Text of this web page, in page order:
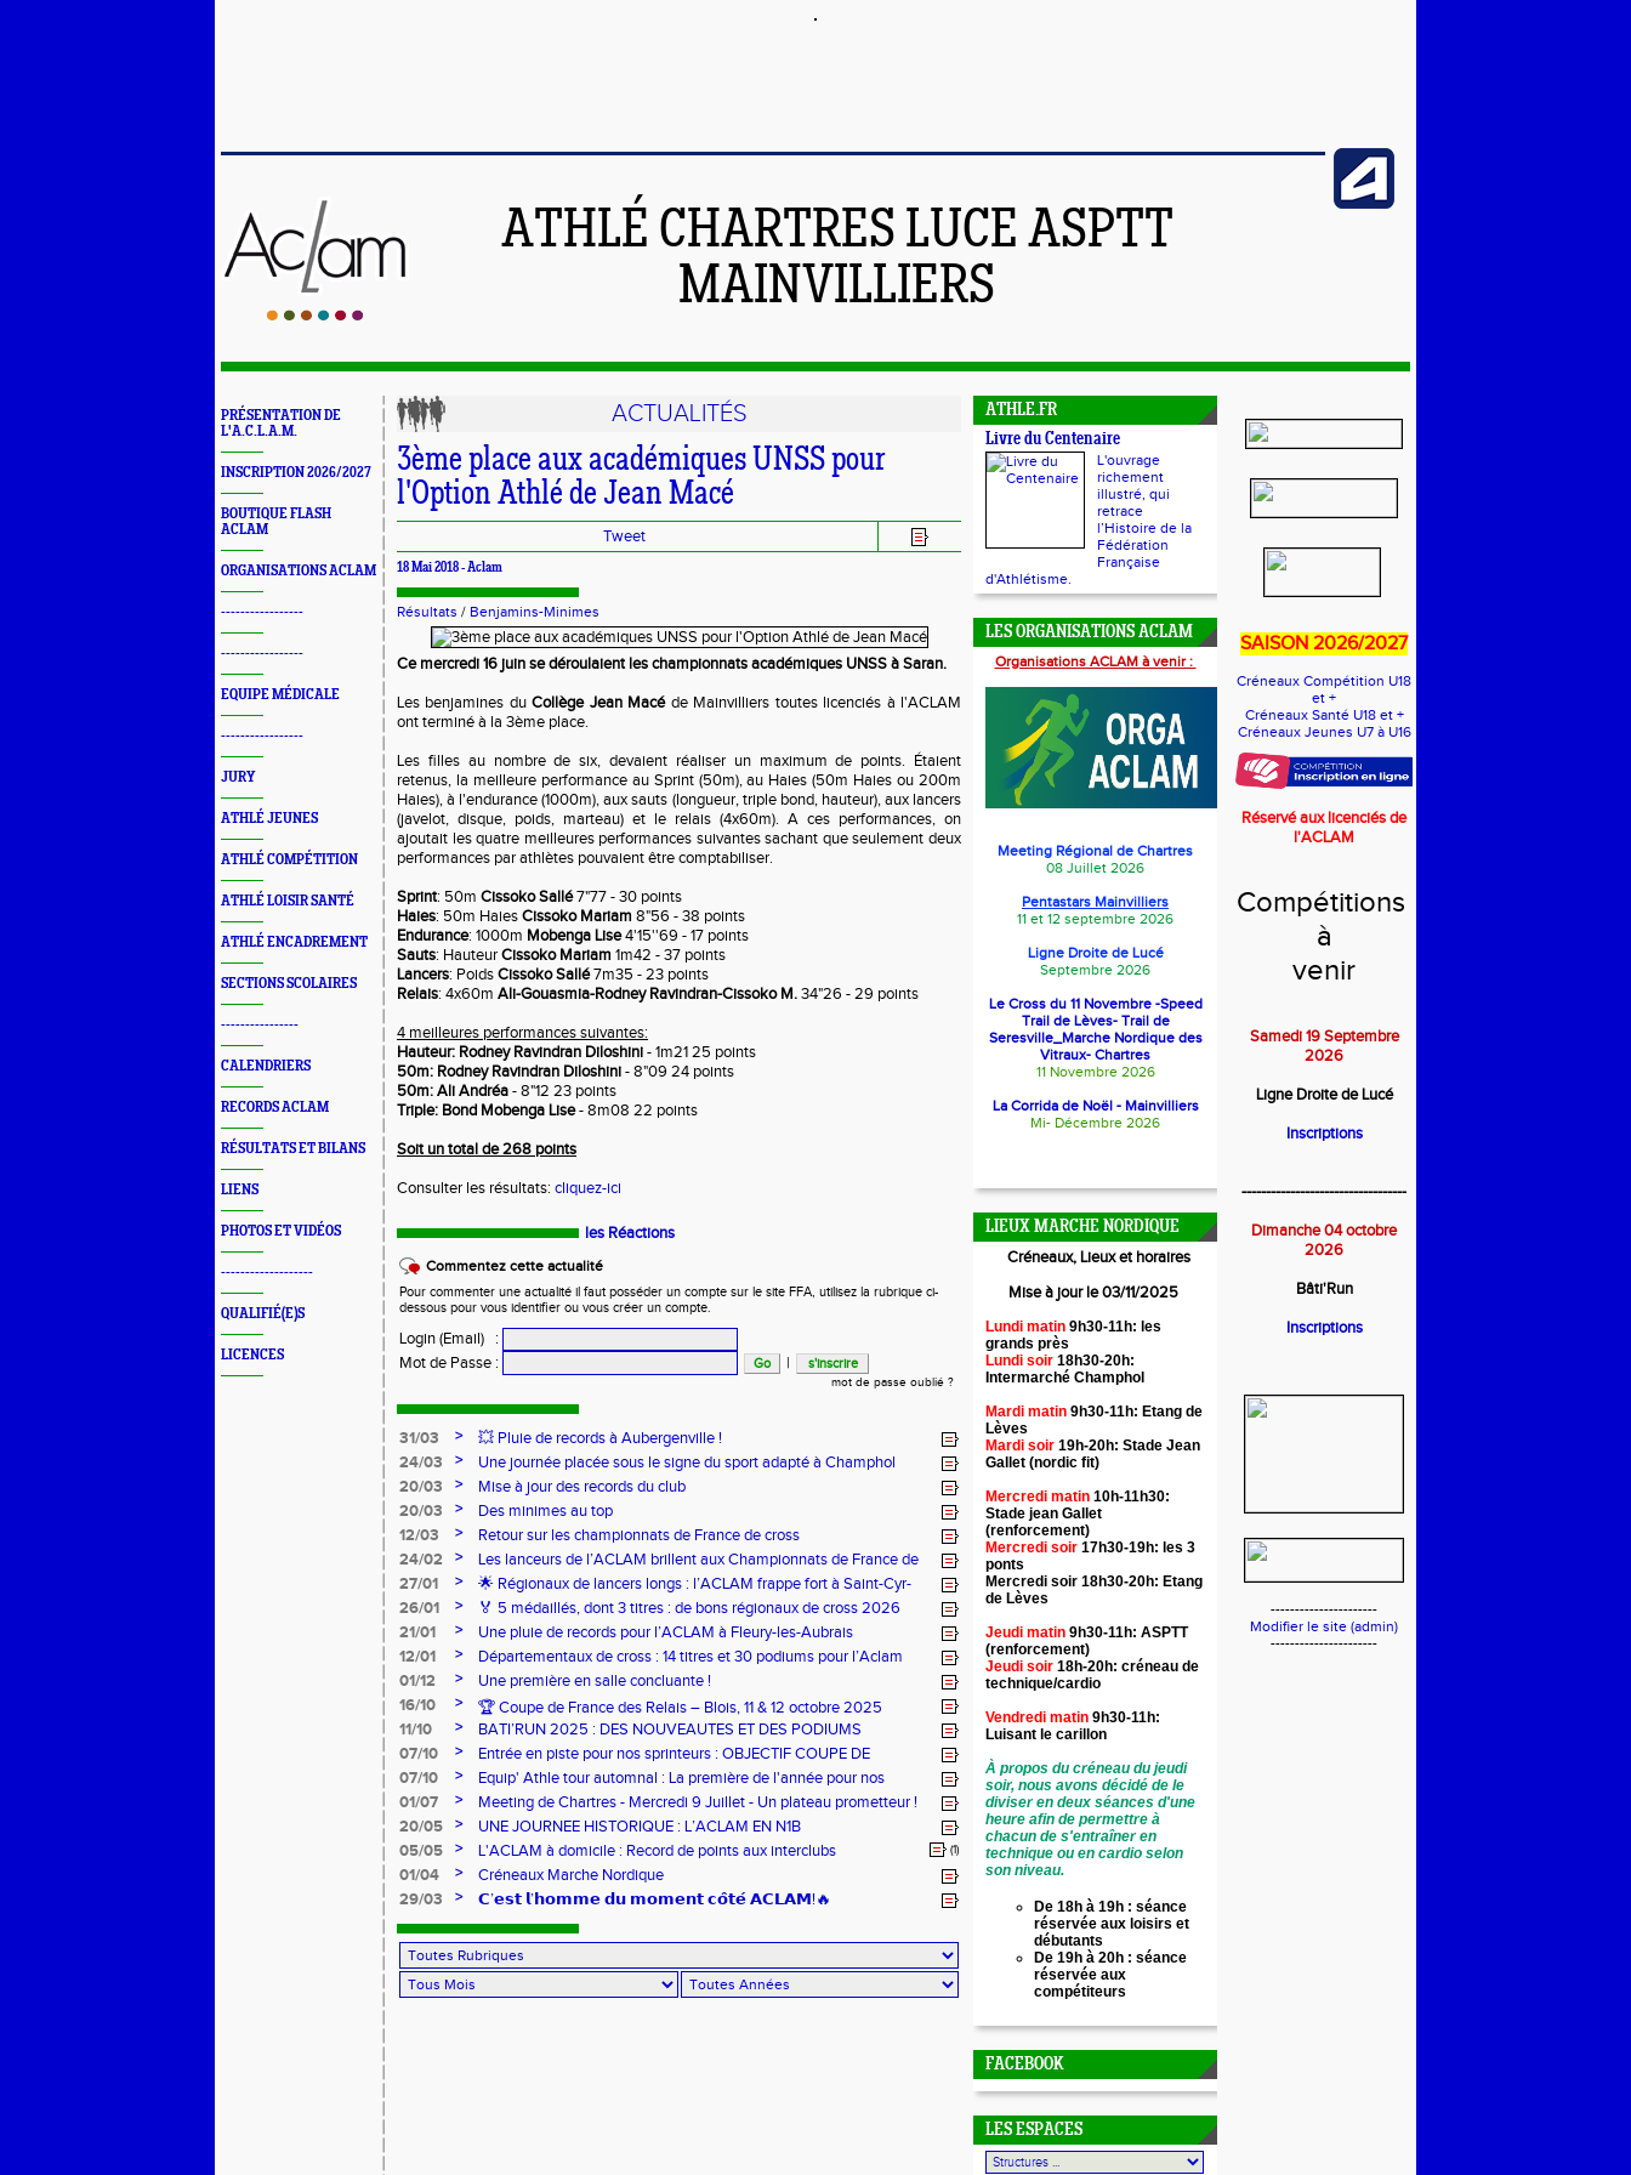
ATHLÉ CHARTRES LUCE ASPTT
MAINVILLIERS
PRÉSENTATION DE
L'A.C.L.A.M.
INSCRIPTION 2026/2027
BOUTIQUE FLASH
ACLAM
ORGANISATIONS ACLAM
-----------------
-----------------
EQUIPE MÉDICALE
-----------------
JURY
ATHLÉ JEUNES
ATHLÉ COMPÉTITION
ATHLÉ LOISIR SANTÉ
ATHLÉ ENCADREMENT
SECTIONS SCOLAIRES
----------------
CALENDRIERS
RECORDS ACLAM
RÉSULTATS ET BILANS
LIENS
PHOTOS ET VIDÉOS
-------------------
QUALIFIÉ(E)S
LICENCES
ACTUALITÉS
3ème place aux académiques UNSS pour
l'Option Athlé de Jean Macé
Tweet
18 Mai 2018 -Aclam
Résultats / Benjamins-Minimes
Ce mercredi 16 juin se déroulaient les championnats académiques UNSS à Saran.
Les benjamines duCollège Jean Macéde Mainvilliers toutes licenciés à l'ACLAM
ont terminé à la 3ème place.
Les filles au nombre de six, devaient réaliser un maximum de points. Étaient
retenus, la meilleure performance au Sprint (50m), au Haies (50m Haies ou 200m
Haies), à l'endurance (1000m), aux sauts (longueur, triple bond, hauteur), aux lancers
(javelot, disque, poids, marteau) et le relais (4x60m). A ces performances, on
ajoutait les quatre meilleures performances suivantes sachant que seulement deux
performances par athlètes pouvaient être comptabiliser.
Sprint: 50m CissokoSallé7"77 - 30 points
Haies: 50m HaiesCissoko Mariam 8"56 - 38 points
Endurance: 1000m Mobenga Lise4'15''69 - 17 points
Sauts: HauteurCissoko Mariam 1m42 - 37 points
Lancers: PoidsCissoko Sallé7m35 - 23 points
Relais: 4x60m Ali-Gouasmia-Rodney Ravindran-Cissoko M.34"26 - 29 points
4 meilleures performances suivantes:
Hauteur: Rodney Ravindran Diloshini- 1m21 25 points
50m: Rodney Ravindran Diloshini- 8"09 24 points
50m: Ali Andréa- 8"12 23 points
Triple: Bond Mobenga Lise- 8m08 22 points
Soit un total de 268 points
Consulter les résultats: cliquez-ici
les Réactions
Commentez cette actualité
Pour commenter une actualité il faut posséder un compte sur le site FFA, utilisez la rubrique ci-
dessous pour vous identifier ou vous créer un compte.
Login (Email)
:
Mot de Passe : |
mot de passe oublié ?
31/03 >
💥 Pluie de records à Aubergenville !
24/03
>
Une journée placée sous le signe du sport adapté à Champhol
20/03
>
Mise à jour des records du club
20/03
>
Des minimes au top
12/03
>
Retour sur les championnats de France de cross
24/02
>
Les lanceurs de l’ACLAM brillent aux Championnats de France de
Lancers Longs à Nice
27/01 >
🌟 Régionaux de lancers longs : l’ACLAM frappe fort à Saint-Cyr-
sur-Loire
26/01 >
🏅 5 médaillés, dont 3 titres : de bons régionaux de cross 2026
pour l’Aclam !
21/01 >
Une pluie de records pour l’ACLAM à Fleury-les-Aubrais
12/01
>
Départementaux de cross : 14 titres et 30 podiums pour l’Aclam
01/12
>
Une première en salle concluante !
16/10
>
🏆 Coupe de France des Relais – Blois, 11 & 12 octobre 2025
11/10
>
BATI’RUN 2025 : DES NOUVEAUTES ET DES PODIUMS
07/10
>
Entrée en piste pour nos sprinteurs : OBJECTIF COUPE DE
FRANCE !
07/10 >
Equip' Athle tour automnal : La première de l'année pour nos
jeunes !
01/07 >
Meeting de Chartres - Mercredi 9 Juillet - Un plateau prometteur !
20/05
>
UNE JOURNEE HISTORIQUE : L’ACLAM EN N1B
05/05
> L'ACLAM à domicile : Record de points aux interclubs (1)
01/04 >
Créneaux Marche Nordique
29/03
> 𝗖’𝗲𝘀𝘁 𝗹’𝗵𝗼𝗺𝗺𝗲 𝗱𝘂 𝗺𝗼𝗺𝗲𝗻𝘁 𝗰𝗼̂𝘁𝗲́ 𝗔𝗖𝗟𝗔𝗠!🔥
ATHLE.FR
Livre du Centenaire
L'ouvrage
richement
illustré, qui
retrace
l’Histoire de la
Fédération
Française
d'Athlétisme.
LES ORGANISATIONS ACLAM
Organisations ACLAM à venir :
Meeting Régional de Chartres
08 Juillet 2026
Pentastars Mainvilliers
11 et 12 septembre 2026
Ligne Droite de Lucé
Septembre 2026
Le Cross du 11 Novembre -Speed
Trail de Lèves- Trail de
Seresville_Marche Nordique des
Vitraux- Chartres
11 Novembre 2026
La Corrida de Noël - Mainvilliers
Mi- Décembre 2026
LIEUX MARCHE NORDIQUE
Créneaux, Lieux et horaires
Mise à jour le 03/11/2025
Lundi matin 9h30-11h: les
grands près
Lundi soir 18h30-20h:
Intermarché Champhol
Mardi matin 9h30-11h: Etang de
Lèves
Mardi soir 19h-20h: Stade Jean
Gallet (nordic fit)
Mercredi matin 10h-11h30:
Stade jean Gallet
(renforcement)
Mercredi soir 17h30-19h: les 3
ponts
Mercredi soir 18h30-20h: Etang
de Lèves
Jeudi matin 9h30-11h: ASPTT
(renforcement)
Jeudi soir 18h-20h: créneau de
technique/cardio
Vendredi matin 9h30-11h:
Luisant le carillon
À propos du créneau du jeudi
soir, nous avons décidé de le
diviser en deux séances d'une
heure afin de permettre à
chacun de s'entraîner en
technique ou en cardio selon
son niveau.
De 18h à 19h : séance
réservée aux loisirs et
débutants
De 19h à 20h : séance
réservée aux
compétiteurs
FACEBOOK
LES ESPACES
SAISON 2026/2027
Créneaux Compétition U18
et +
Créneaux Santé U18 et +
Créneaux Jeunes U7 à U16
Réservé aux licenciés de
l'ACLAM
Compétitions
à
venir
Samedi 19 Septembre
2026
Ligne Droite de Lucé
Inscriptions
----------------------------------
Dimanche 04 octobre
2026
Bâti'Run
Inscriptions
----------------------
Modifier le site (admin)
----------------------